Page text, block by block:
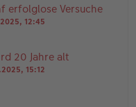
erfolglose Versuche
12:45
20 Jahre alt
15:12